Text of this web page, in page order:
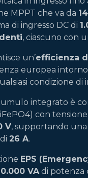
MPPT che va da
di ingresso DC di
, ciascuno con
un’efficienza
europea
condizione di
integrato è
con
V, supportando
26 A.
EPS
VAdi potenza